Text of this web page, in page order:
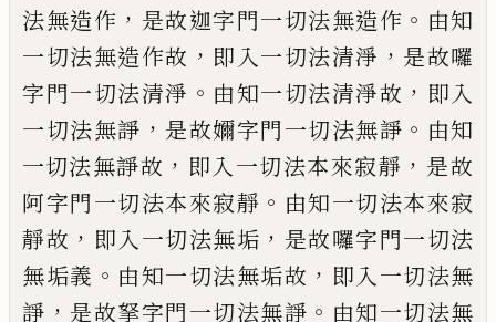
法無造作 ， 是故迦字門一切法無造作 。 由知
一切法無造作故 ， 即入一切法清淨 ， 是故囉
字門一切法清淨 。 由知一切法清淨故 ， 即入
一切法無諍 ， 是故嬭字門一切法無諍 。 由知
一切法無諍故 ， 即入一切法本來寂靜 ， 是故
阿字門一切法本來寂靜 。 由知一切法本來寂
靜故 ， 即入一切法無垢 ， 是故囉字門一切法
無垢義 。 由知一切法無垢故 ， 即入一切法無
諍 ， 是故拏字門一切法無諍 。 由知一切法無